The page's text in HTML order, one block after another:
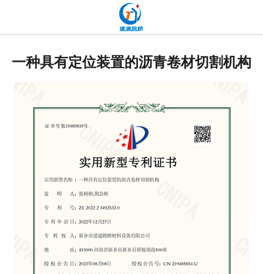
新闻中心
发货现场
工程案例
一种具有定位装置的沥青卷材切割机构